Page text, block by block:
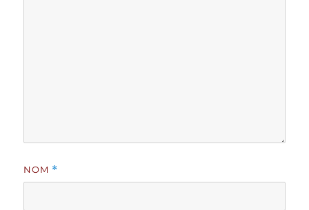
NOM *